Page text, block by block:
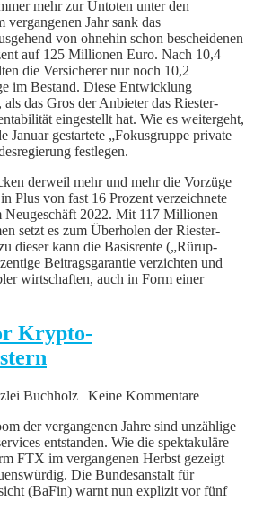
mehr zur Untoten unter den
Jahr sank das
von ohnehin schon bescheidenen
auf 125 Millionen Euro. Nach 10,4
die Versicherer nur noch 10,2
im Bestand. Diese Entwicklung
das Gros der Anbieter das Riester-
eingestellt hat. Wie es weitergeht,
Januar gestartete „Fokusgruppe private
festlegen.
derweil mehr und mehr die Vorzüge
Plus von fast 16 Prozent verzeichnete
Neugeschäft 2022. Mit 117 Millionen
setzt es zum Überholen der Riester-
dieser kann die Basisrente („Rürup-
Beitragsgarantie verzichten und
wirtschaften, auch in Form einer
Krypto-
Buchholz | Keine Kommentare
der vergangenen Jahre sind unzählige
entstanden. Wie die spektakuläre
FTX im vergangenen Herbst gezeigt
Die Bundesanstalt für
(BaFin) warnt nun explizit vor fünf